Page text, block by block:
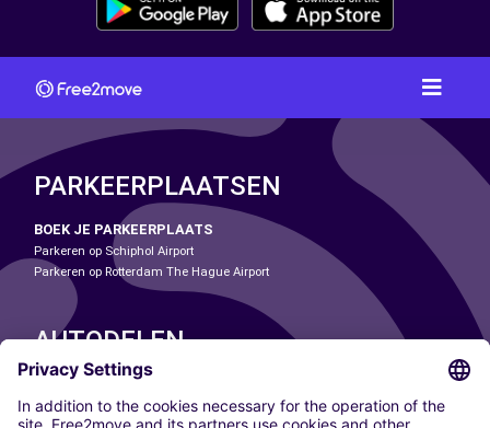
PARKEERPLAATSEN
BOEK JE PARKEERPLAATS
Parkeren op Schiphol Airport
Parkeren op Rotterdam The Hague Airport
AUTODELEN
ONZE STEDEN
Paris